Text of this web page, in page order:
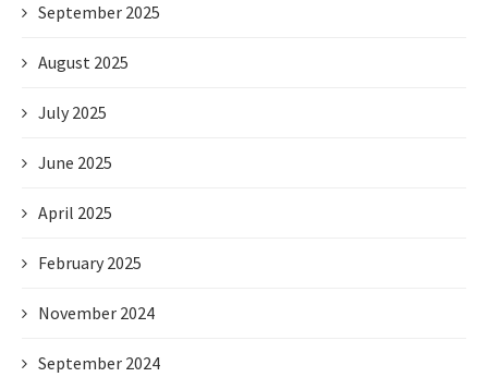
September 2025
August 2025
July 2025
June 2025
April 2025
February 2025
November 2024
September 2024